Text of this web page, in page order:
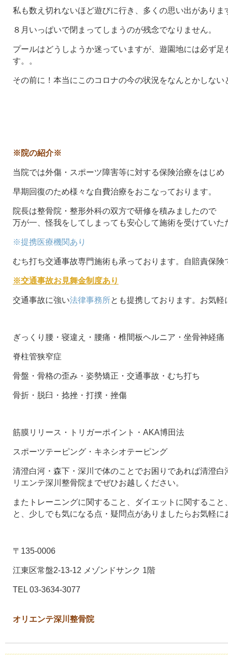
私も数え切れないほど遊びに行き、多くの思い出がありま
８月いっぱいで閉まってしまうのが残念でなりません。
プールはどうしようか迷っていますが、遊園地には必ず足
す。。
その前に！本当にこのコロナの今の状況をなんとかしない
※院の紹介※
当院では外傷・スポーツ障害等に対する保険治療をはじめ
早期回復のため様々な自費治療をおこなっております。
院長は整骨院・整形外科の双方で研修を積みましたので
万が一、怪我をしてしまっても安心して施術を受けていた
※提携医療機関あり
むち打ち交通事故専門施術も承っております。自賠責保険
※交通事故お見舞金制度あり
交通事故に強い法律事務所とも提携しております。お気軽
ぎっくり腰・寝違え・腰痛・椎間板ヘルニア・坐骨神経痛
脊柱管狭窄症
骨盤・骨格の歪み・姿勢矯正・交通事故・むち打ち
骨折・脱臼・捻挫・打撲・挫傷
筋膜リリース・トリガーポイント・AKA博田法
スポーツテーピング・キネシオテーピング
清澄白河・森下・深川で体のことでお困りであれば清澄
リエンテ深川整骨院までぜひお越しください。
またトレーニングに関すること、ダイエットに関するこ
と、少しでも気になる点・疑問点がありましたらお気軽に
〒135-0006
江東区常盤2-13-12 メゾンドサンク 1階
TEL 03-3634-3077
オリエンテ深川整骨院